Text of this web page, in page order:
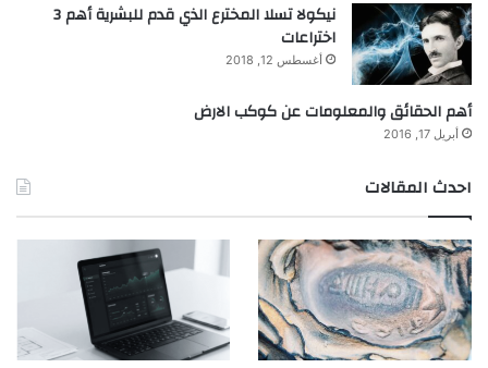
نيكولا تسلا المخترع الذي قدم للبشرية أهم 3
اختراعات
أغسطس 12, 2018
أهم الحقائق والمعلومات عن كوكب الارض
أبريل 17, 2016
احدث المقالات